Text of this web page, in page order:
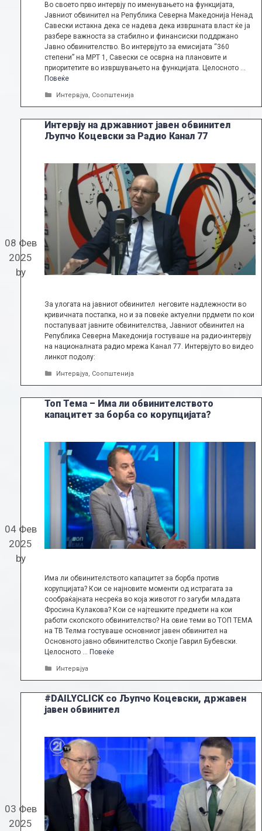
Во своето прво интервју по именувањето на функцијата,
Јавниот обвинител на Република Северна Македонија Ненад
Савески истакна дека се надева дека извршната власт ќе ја
разбере важноста за стабилно и финансиски поддржано
Јавно обвинителство. Во интервјуто за емисијата “360
степени” на МРТ 1, Савески се осврна на плановите и
приоритетите во извршувањето на функцијата. Целосното …
Повеќе
Categories
Интервјуа, Соопштенија
Интервју на државниот јавен обвинител
Љупчо Коцевски за Радио Канал 77
08 Фев
2025
by
За улогата на јавниот обвинител неговите надлежности во
кривичната постапка, но и за повеќе актуелни прдмети по кои
постапуваат јавните обвинителства, Јавниот обвинител на
Република Северна Македонија гостуваше на радио-интервју
на националната радио мрежа Канал 77. Интервјуто во видео
линкот подолу:
Categories
Интервјуа, Соопштенија
Toп Тема – Има ли обвинителството
капацитет за борба со корупцијата?
04 Фев
2025
by
Има ли обвинителството капацитет за борба против
корупцијата? Кои се најновите моменти од истрагата за
сообраќајната несреќа во која животот го загуби младата
Фросина Кулакова? Кои се најтешките предмети на кои
работи скопското обвинителство? На овие теми во ТОП ТЕМА
на ТВ Телма гостуваше основниот јавен обвинител на
Основното јавно обвинителство Скопје Гаврил Бубевски.
Целосното … Повеќе
Categories
Интервјуа
#DAILYCLICK со Љупчо Коцевски, државен
јавен обвинител
03 Фев
2025